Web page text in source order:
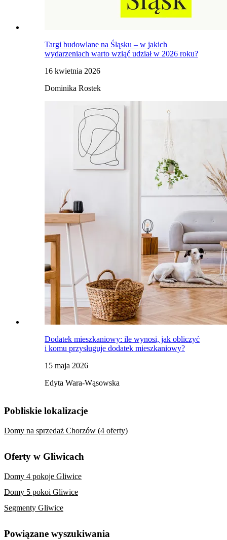
Targi budowlane na Śląsku – w jakich
wydarzeniach warto wziąć udział w 2026 roku?
16 kwietnia 2026
Dominika Rostek
Dodatek mieszkaniowy: ile wynosi, jak obliczyć
i komu przysługuje dodatek mieszkaniowy?
15 maja 2026
Edyta Wara-Wąsowska
Pobliskie lokalizacje
Domy na sprzedaż Chorzów (4 oferty)
Oferty w Gliwicach
Domy 4 pokoje Gliwice
Domy 5 pokoi Gliwice
Segmenty Gliwice
Powiązane wyszukiwania